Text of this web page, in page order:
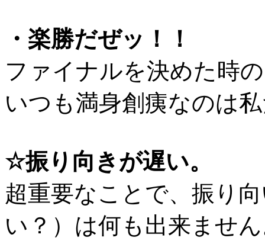
・楽勝だぜッ！！
ファイナルを決めた時
いつも満身創痍なのは
☆振り向きが遅い。
超重要なことで、振り
い？）は何も出来ませ